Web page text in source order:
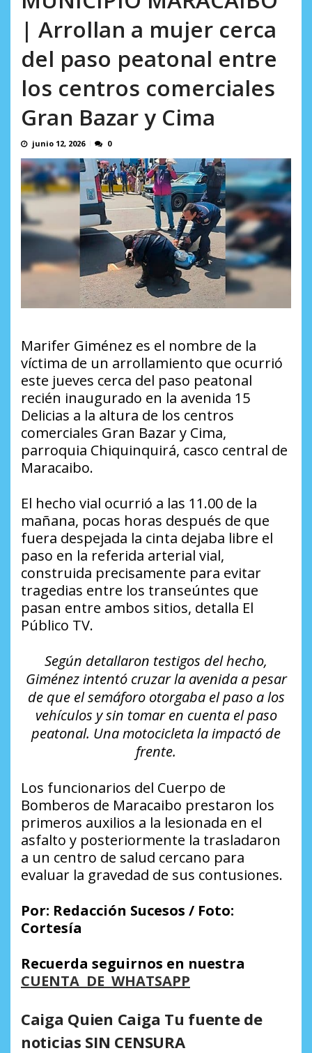
| Arrollan a mujer cerca
del paso peatonal entre
los centros comerciales
Gran Bazar y Cima
junio 12, 2026 0
Marifer Giménez es el nombre de la
víctima de un arrollamiento que ocurrió
este jueves cerca del paso peatonal
recién inaugurado en la avenida 15
Delicias a la altura de los centros
comerciales Gran Bazar y Cima,
parroquia Chiquinquirá, casco central de
Maracaibo.
El hecho vial ocurrió a las 11.00 de la
mañana, pocas horas después de que
fuera despejada la cinta dejaba libre el
paso en la referida arterial vial,
construida precisamente para evitar
tragedias entre los transeúntes que
pasan entre ambos sitios, detalla El
Público TV.
Según detallaron testigos del hecho,
Giménez intentó cruzar la avenida a pesar
de que el semáforo otorgaba el paso a los
vehículos y sin tomar en cuenta el paso
peatonal. Una motocicleta la impactó de
frente.
Los funcionarios del Cuerpo de
Bomberos de Maracaibo prestaron los
primeros auxilios a la lesionada en el
asfalto y posteriormente la trasladaron
a un centro de salud cercano para
evaluar la gravedad de sus contusiones.
Por: Redacción Sucesos / Foto:
Cortesía
Recuerda seguirnos en nuestra
CUENTA DE WHATSAPP
Caiga Quien Caiga Tu fuente de
noticias SIN CENSURA